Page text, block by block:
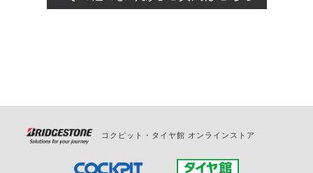
の日時変更につきましては、直接ご予約の店舗まで
コクピット・タイヤ館 オンラインストア